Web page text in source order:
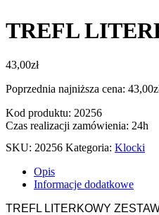
TREFL
43,00zł
Poprzednia najniższa cena: 43,00
Kod produktu: 20256
Czas realizacji zamówienia: 24h
SKU: 20256 Kategoria: Klocki
Opis
Informacje dodatkowe
TREFL LITERKOWY